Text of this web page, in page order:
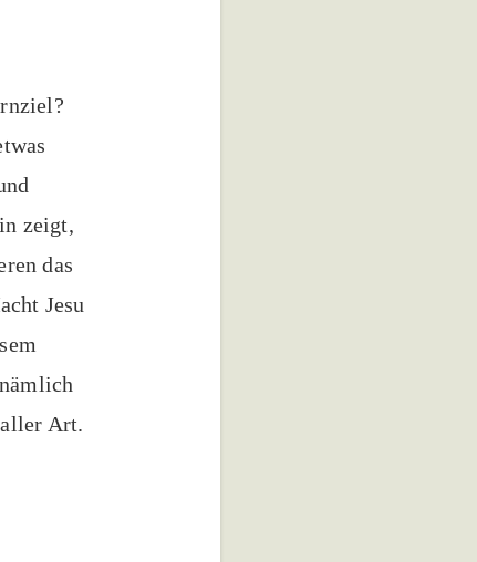
zeigt,
das
Jesu
Art.